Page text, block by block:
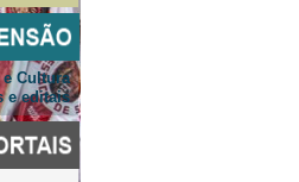
Cultura
e editais